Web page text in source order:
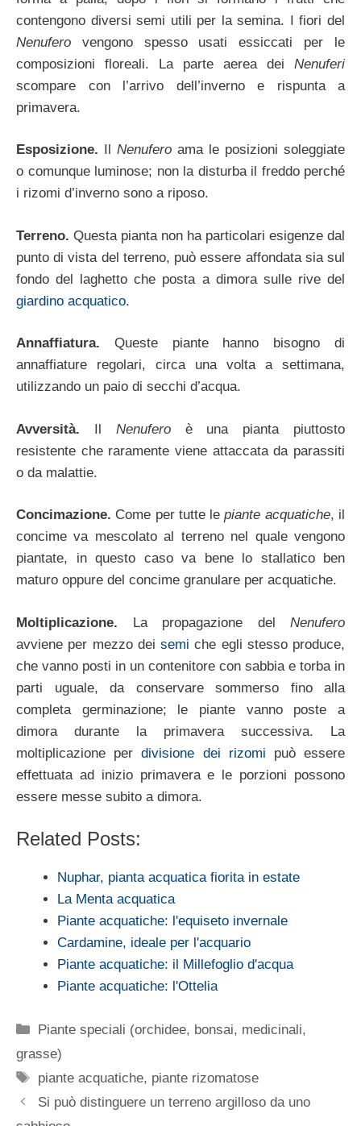
contengono diversi semi utili per la semina. I fiori del
Nenufero vengono spesso usati essiccati per le
composizioni floreali. La parte aerea dei Nenuferi
scompare con l’arrivo dell’inverno e rispunta a
primavera.
Esposizione. Nenufero ama le posizioni soleggiate
o comunque luminose; non la disturba il freddo perché
i rizomi d’inverno sono a riposo.
Terreno. Questa pianta non ha particolari esigenze dal
punto di vista del terreno, può essere affondata sia sul
fondo del laghetto che posta a dimora sulle rive del
giardino acquatico.
Annaffiatura. Queste piante hanno bisogno di
annaffiature regolari, circa una volta a settimana,
utilizzando un paio di secchi d’acqua.
Avversità. Il Nenuferoè una pianta piuttosto
resistente che raramente viene attaccata da parassiti
o da malattie.
Concimazione. Come per tutte lepiante acquatiche, il
concime va mescolato al terreno nel quale vengono
piantate, in questo caso va bene lo stallatico ben
maturo oppure del concime granulare per acquatiche.
Moltiplicazione. La propagazione del Nenufero
avviene per mezzo dei semi che egli stesso produce,
che vanno posti in un contenitore con sabbia e torba in
parti uguale, da conservare sommerso fino alla
completa germinazione; le piante vanno poste a
dimora durante la primavera successiva. La
moltiplicazione perdivisione dei rizomi può essere
effettuata ad inizio primavera e le porzioni possono
essere messe subito a dimora.
Related Posts:
Nuphar, pianta acquatica fiorita in estate
La Menta acquatica
Piante acquatiche: l'equiseto invernale
Cardamine, ideale per l'acquario
Piante acquatiche: il Millefoglio d'acqua
Piante acquatiche: l'Ottelia
Categorie
Piante speciali (orchidee, bonsai, medicinali,
grasse)
Tag
piante acquatiche, piante rizomatose
Si può distinguere un terreno argilloso da uno